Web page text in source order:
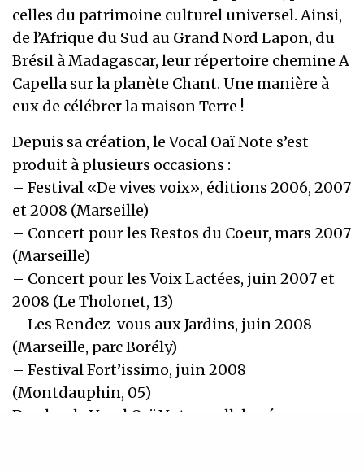
celles du patrimoine culturel universel. Ainsi,
de l’Afrique du Sud au Grand Nord Lapon, du
Brésil à Madagascar, leur répertoire chemine A
Capella sur la planète Chant. Une manière à
eux de célébrer la maison Terre !
Depuis sa création, le Vocal Oaï Note s’est
produit à plusieurs occasions :
– Festival «De vives voix», éditions 2006, 2007
et 2008 (Marseille)
– Concert pour les Restos du Coeur, mars 2007
(Marseille)
– Concert pour les Voix Lactées, juin 2007 et
2008 (Le Tholonet, 13)
– Les Rendez-vous aux Jardins, juin 2008
(Marseille, parc Borély)
– Festival Fort’issimo, juin 2008
(Montdauphin, 05)
De plus, le Vocal Oaï Note a collaboré avec